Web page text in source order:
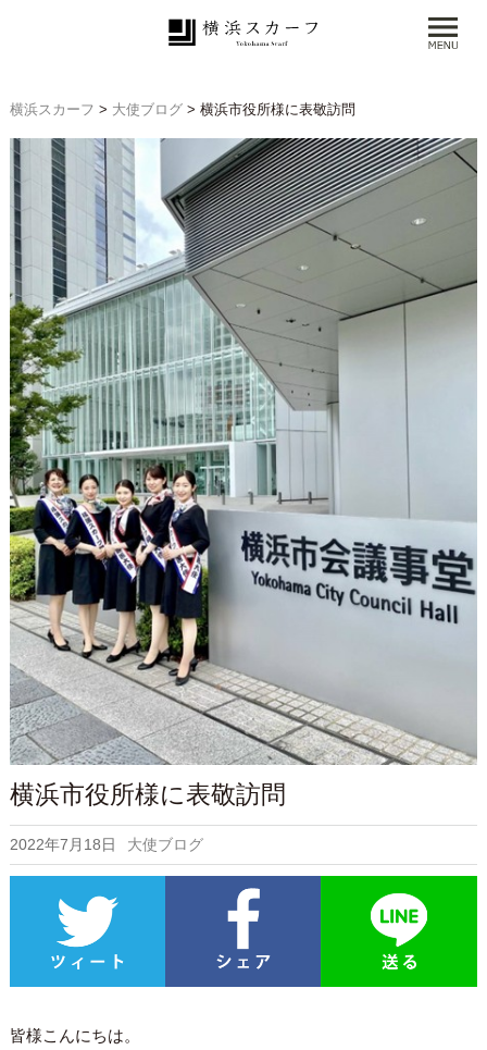
横浜スカーフ > 大使ブログ> 横浜市役所様に表敬訪問
横浜市役所様に表敬訪問
2022年7月18日 大使ブログ
皆様こんにちは。